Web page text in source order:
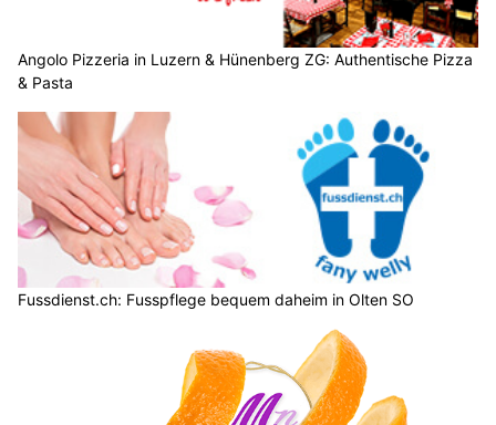
Angolo Pizzeria in Luzern & Hünenberg ZG: Authentische Pizza
& Pasta
Fussdienst.ch: Fusspflege bequem daheim in Olten SO